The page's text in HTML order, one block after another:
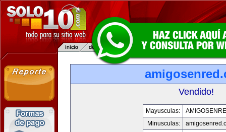
Vendido!
Mayusculas:
Minusculas: